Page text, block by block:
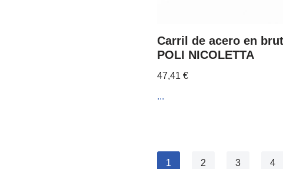
Carril de acero en
POLI NICOLETTA
47,41 €
...
1 2 3 4